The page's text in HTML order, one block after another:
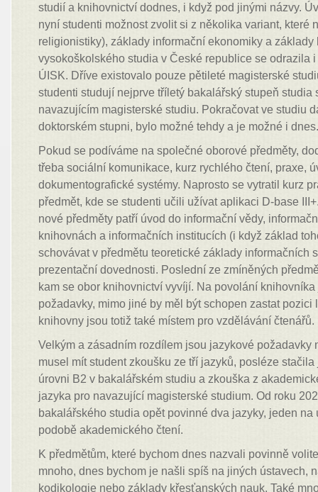
studií a knihovnictví dodnes, i když pod jinými názvy.
nyní studenti možnost zvolit si z několika variant, které
religionistiky), základy informační ekonomiky a základy
vysokoškolského studia v České republice se odrazila
ÚISK. Dříve existovalo pouze pětileté magisterské
studenti studují nejprve tříletý bakalářský stupeň studia
navazujícím magisterské studiu. Pokračovat ve studiu
doktorském stupni, bylo možné tehdy a je možné i
Pokud se podíváme na společné oborové předměty,
třeba sociální komunikace, kurz rychlého čtení, praxe,
dokumentografické systémy. Naprosto se vytratil kurz
předmět, kde se studenti učili užívat aplikaci D-base
nové předměty patří úvod do informační vědy,
knihovnách a informačních institucích (i když základ
schovávat v předmětu teoretické základy informačních
prezentační dovednosti. Poslední ze zmíněných
kam se obor knihovnictví vyvíjí. Na povolání
požadavky, mimo jiné by měl být schopen zastat pozici
knihovny jsou totiž také místem pro vzdělávání čtenářů.
Velkým a zásadním rozdílem jsou jazykové požadavky
musel mít student zkoušku ze tří jazyků, posléze
úrovni B2 v bakalářském studiu a zkouška z
jazyka pro navazující magisterské studium. Od roku
bakalářského studia opět povinné dva jazyky, jeden na
podobě akademického čtení.
K předmětům, které bychom dnes nazvali povinně
mnoho, dnes bychom je našli spíš na jiných ústavech,
kodikologie nebo základy křesťanských nauk. Také